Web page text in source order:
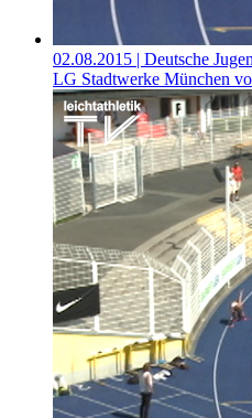
02.08.2015 | Deutsche
LG Stadtwerke München